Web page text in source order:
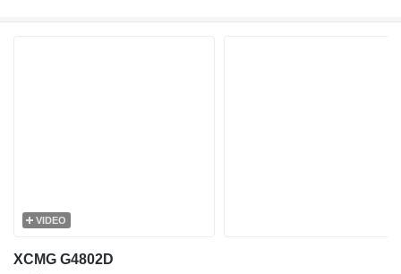
VIDEO
XCMG G4802D